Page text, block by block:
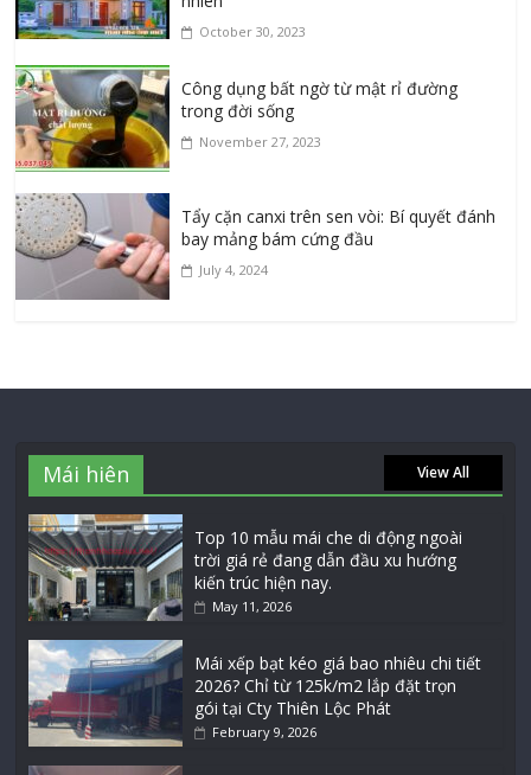
October 30, 2023
Công dụng bất ngờ từ mật rỉ đường
trong đời sống
November 27, 2023
Tẩy cặn canxi trên sen vòi: Bí quyết đánh
bay mảng bám cứng đầu
July 4, 2024
Mái hiên View All
Top 10 mẫu mái che di động ngoài
trời giá rẻ đang dẫn đầu xu hướng
kiến trúc hiện nay.
May 11, 2026
Mái xếp bạt kéo giá bao nhiêu chi tiết
2026? Chỉ từ 125k/m2 lắp đặt trọn
gói tại Cty Thiên Lộc Phát
February 9, 2026